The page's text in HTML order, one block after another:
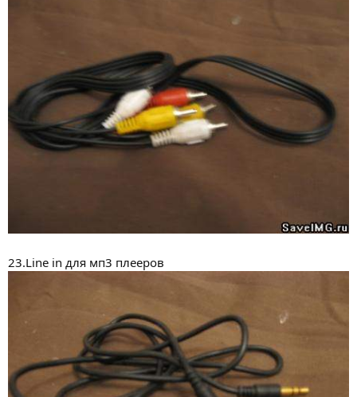
23.Line in для мп3 плееров